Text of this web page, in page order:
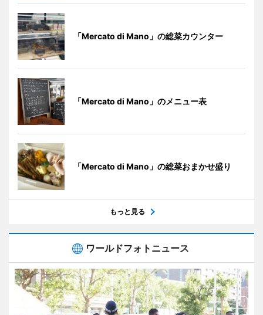
「Mercato di Mano」の総菜カウンター
「Mercato di Mano」のメニュー表
「Mercato di Mano」の総菜おまかせ盛り
もっと見る
ワールドフォトニュース